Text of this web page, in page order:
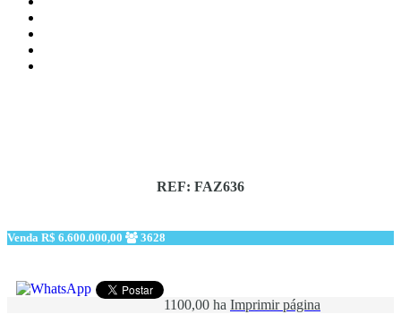
REF: FAZ636
Venda R$ 6.600.000,00 3628
1100,00 ha Imprimir página